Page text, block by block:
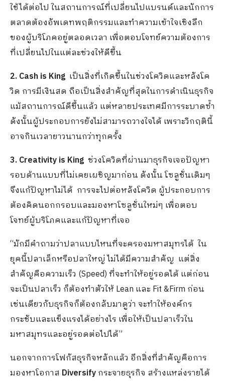
ใช้ได้ต่อไป ในสถานการณ์ที่เปลี่ยนไปแบรนด์และนักการ
ตลาดต้องอัพเดทพฤติกรรมและทำความเข้าใจเชิงลึก
ของผู้บริโภคอยู่ตลอดเวลา เพื่อตอบโจทย์ความต้องการ
ที่เปลี่ยนไปในแต่ละช่วงให้ดีขึ้น
2. Cash is King เป็นสิ่งที่เกิดขึ้นในช่วงโควิดและหลังโค
วิด การมีเงินสด ถือเป็นสิ่งสำคัญที่สุดในการดำเนินธุรกิจ
แม้สถานการณ์ดีขึ้นแล้ว แต่หลายประเทศมีการระบาดซ้ำ
ดังนั้นผู้ประกอบการยังไม่สามารถวางใจได้ เพราะวิกฤตินี้
อาจกินเวลายาวนานกว่าทุกครั้ง
3. Creativity is King ช่วงโควิดที่ผ่านมาธุรกิจเจอปัญหา
รอบด้านแบบที่ไม่เคยเผชิญมาก่อน ดังนั้น โซลูชั่นเดิมๆ
จึงแก้ปัญหาไม่ได้ การจะไปต่อหลังโควิด ผู้ประกอบการ
ต้องคิดนอกกรอบและมองหาโซลูชั่นใหม่ๆ เพื่อตอบ
โจทย์ผู้บริโภคและแก้ปัญหาที่เจอ
“มักมีคำถามว่าปลาแบบไหนที่จะครองมหาสมุทรได้ ใน
ยุคนี้ปลาเล็กหรือปลาใหญ่ ไม่ได้มีความสำคัญ แต่สิ่ง
สำคัญคือความเร็ว (Speed) ที่จะทำให้อยู่รอดได้ แต่ก่อน
จะเป็นปลาเร็ว ก็ต้องทำตัวให้ Lean และ Fit &Firm ก่อน
เช่นเดียวกับธุรกิจก็ต้องกลับมาดูว่า จะทำให้องค์กร
กระชับและแข็งแรงได้อย่างไร เพื่อให้เป็นปลาเร็วใน
มหาสมุทรและอยู่รอดต่อไปได้”
นอกจากการโฟกัสธุรกิจหลักแล้ว อีกสิ่งที่สำคัญคือการ
มองหาโอกาส Diversifyกระจายธุรกิจ สร้างแหล่งรายได้